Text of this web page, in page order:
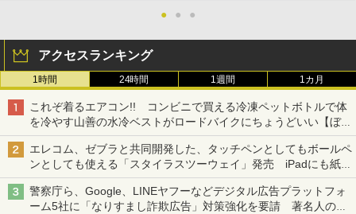
● ● ●
アクセスランキング
1時間 24時間 1週間 1カ月
これぞ着るエアコン!! コンビニで買える冷凍ペットボトルで体
を冷やす山善の水冷ベストがロードバイクにちょうどいい【ぼっ
ち・ざ・ろーど！その14】【空いた時間でなにしてる？】
エレコム、ゼブラと共同開発した、タッチペンとしてもボールペ
ンとしても使える「スタイラスツーウェイ」発売 iPadにも紙に
も、持ち替えずに書き込める
警察庁ら、Google、LINEヤフーなどデジタル広告プラットフォ
ーム5社に「なりすまし詐欺広告」対策強化を要請 著名人の写